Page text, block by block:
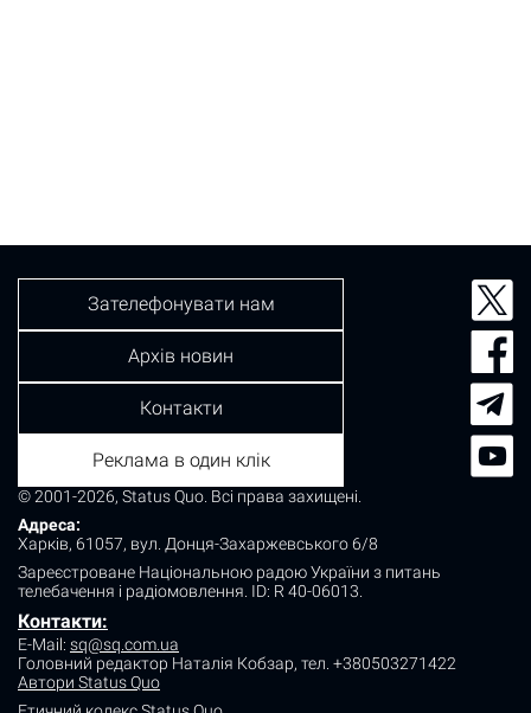
© 2001-2026, Status Quo. Всі права захищені.
Адреса:
Харків, 61057, вул. Донця-Захаржевського 6/8
Зареєстроване Національною радою України з питань
телебачення і радіомовлення. ID: R 40-06013.
Контакти:
E-Mail: sq@sq.com.ua
Головний редактор Наталія Кобзар, тел. +380503271422
Автори Status Quo
Зателефонувати нам
Архів новин
Контакти
Реклама в один клік